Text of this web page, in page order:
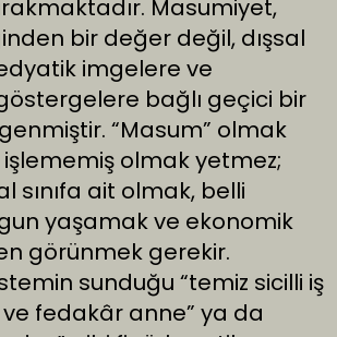
Masumiyet,
bir değer değil, dışsal
imgelere ve
bağlı geçici bir
“Masum” olmak
işlememiş olmak yetmez;
sınıfa ait olmak, belli
yaşamak ve ekonomik
görünmek gerekir.
sunduğu “temiz sicilli iş
ve fedakâr anne” ya da